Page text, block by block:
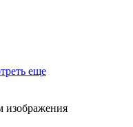
еще
изображения